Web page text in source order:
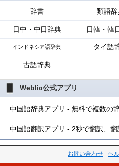
辞書 類語辞
日中・中日辞典 日韓・韓
インドネシア語辞典 タイ語
古語辞典
Weblio公式アプリ
中国語辞典アプリ - 無料で複数の
中国語翻訳アプリ - 2秒で翻訳、
お問い合わせ ヘ